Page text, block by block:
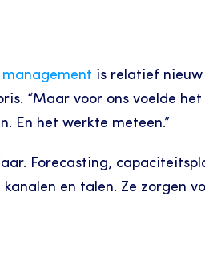
is relatief
“Maar voor ons voelde het
En het werkte meteen.”
Forecasting,
en talen. Ze zorgen